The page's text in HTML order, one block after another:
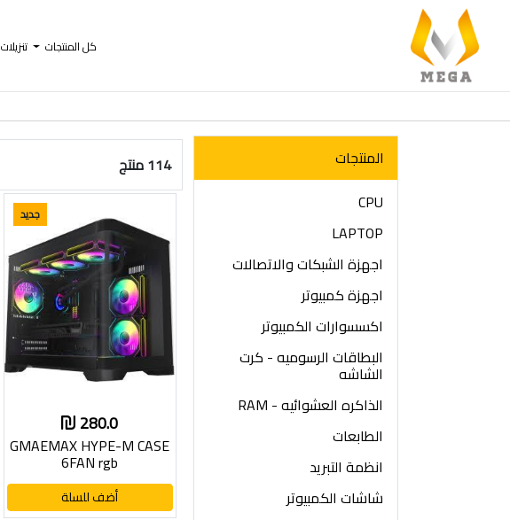
كل المنتجات تنزيلات
المنتجات
CPU
LAPTOP
اجهزة الشبكات والاتصالات
اجهزة كمبيوتر
اكسسوارات الكمبيوتر
البطاقات الرسوميه - كرت
الشاشه
الذاكره العشوائيه - RAM
الطابعات
انظمة التبريد
شاشات الكمبيوتر
114 منتج
جديد
280.0
GMAEMAX HYPE-M CASE
6FAN rgb
أضف للسلة